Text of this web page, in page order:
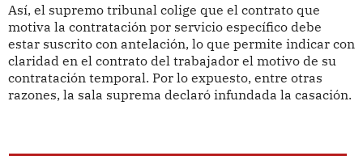
Así, el supremo tribunal colige que el contrato que
motiva la contratación por servicio específico debe
estar suscrito con antelación, lo que permite indicar con
claridad en el contrato del trabajador el motivo de su
contratación temporal. Por lo expuesto, entre otras
razones, la sala suprema declaró infundada la casación.